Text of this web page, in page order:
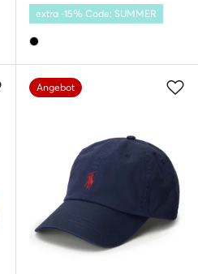
extra -15% Code: SUMMER
Angebot